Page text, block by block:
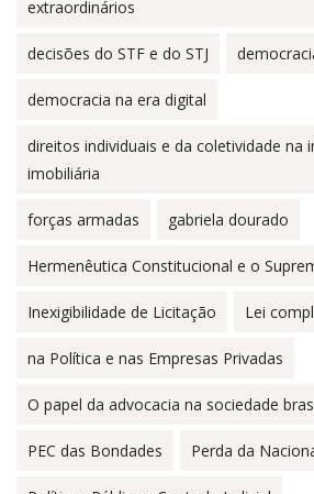
extraordinários
decisões do STF e do STJ
democracia na era digital
direitos individuais e da coletividade na
imobiliária
forças armadas gabriela dourado
Hermenêutica Constitucional e o
Inexigibilidade de Licitação Lei
na Política e nas Empresas Privadas
O papel da advocacia na sociedade
PEC das Bondades Perda da